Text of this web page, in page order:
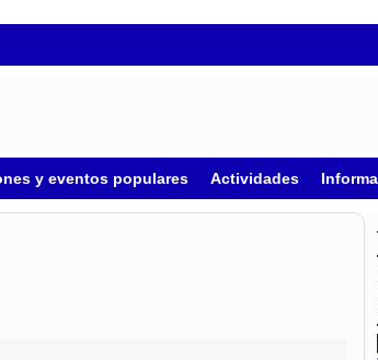
y eventos populares Actividades